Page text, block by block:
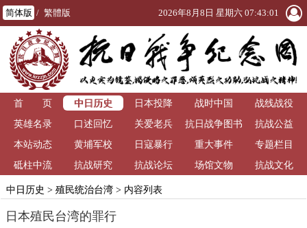
简体版 / 繁體版 2026年8月8日 星期六 07:43:02
首 页 中日历史 日本投降 战时中国
战线战役
英雄名录
口述回忆 关爱老兵
抗日战争图书
馆
抗战公益
本站动态
黄埔军校 日寇暴行 重大事件
专题栏目
砥柱中流
抗战研究 抗战论坛 场馆文物 抗战文化
中日历史 > 殖民统治台湾> 内容列表
日本殖民台湾的罪行